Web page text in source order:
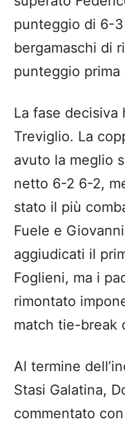
punteggio di 6-
bergamaschi di
punteggio prima
La fase decisiva
Treviglio. La
avuto la meglio
netto 6-2 6-2,
stato il più
Fuele e
aggiudicati il
Foglieni, ma i
rimontato
match tie-break
Al termine
Stasi Galatina,
commentato